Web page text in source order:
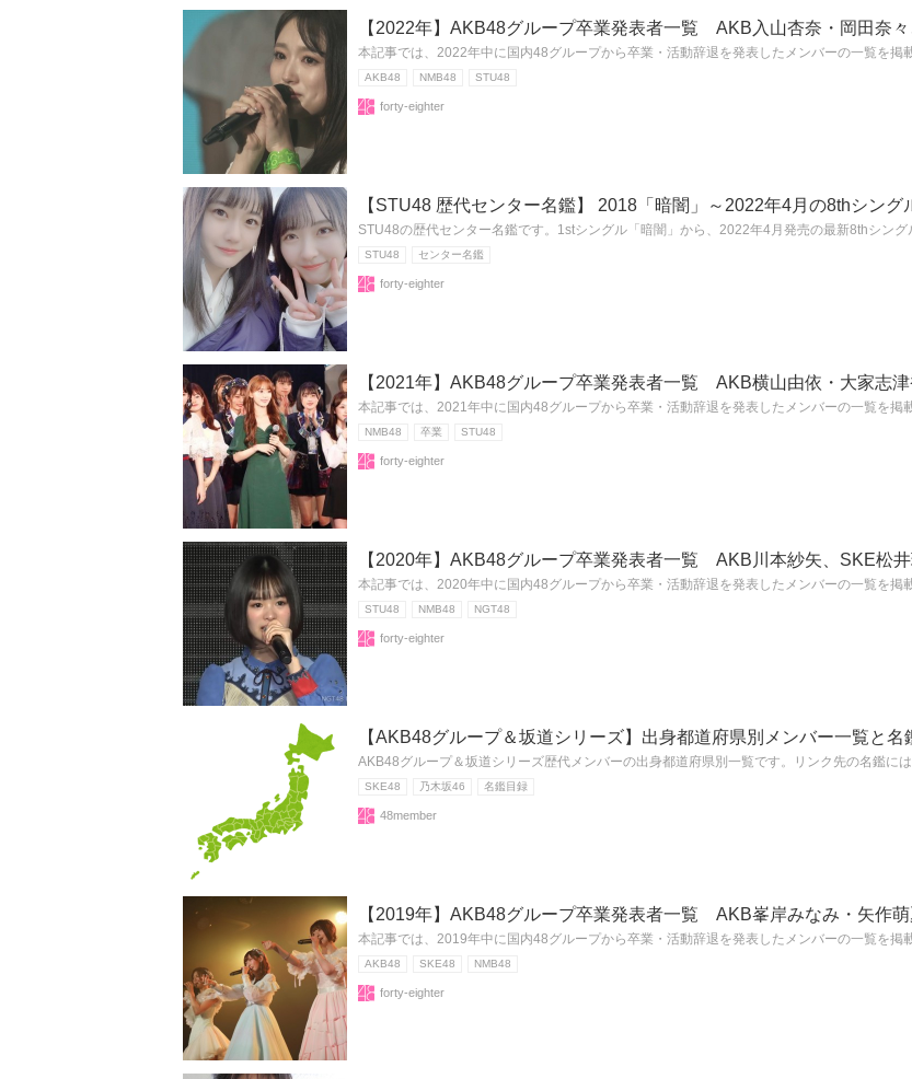
【2022年】AKB48グループ卒業発表者一覧 AKB入山杏奈・岡田奈
本記事では、2022年中に国内48グループから卒業・活動辞退を発表したメンバーの一覧を
AKB48 NMB48 STU48
forty-eighter
【STU48 歴代センター名鑑】 2018「暗闇」～2022年4月の8thシン
STU48の歴代センター名鑑です。1stシングル「暗闇」から、2022年4月発売の最新8thシン
STU48 センター名鑑
forty-eighter
【2021年】AKB48グループ卒業発表者一覧 AKB横山由依・大家志
本記事では、2021年中に国内48グループから卒業・活動辞退を発表したメンバーの一覧を
NMB48 卒業 STU48
forty-eighter
【2020年】AKB48グループ卒業発表者一覧 AKB川本紗矢、SKE松
本記事では、2020年中に国内48グループから卒業・活動辞退を発表したメンバーの一覧を
STU48 NMB48 NGT48
forty-eighter
【AKB48グループ＆坂道シリーズ】出身都道府県別メンバー一覧と名
AKB48グループ＆坂道シリーズ歴代メンバーの出身都道府県別一覧です。リンク先の名鑑に
SKE48 乃木坂46 名鑑目録
48member
【2019年】AKB48グループ卒業発表者一覧 AKB峯岸みなみ・矢作
本記事では、2019年中に国内48グループから卒業・活動辞退を発表したメンバーの一覧を
AKB48 SKE48 NMB48
forty-eighter